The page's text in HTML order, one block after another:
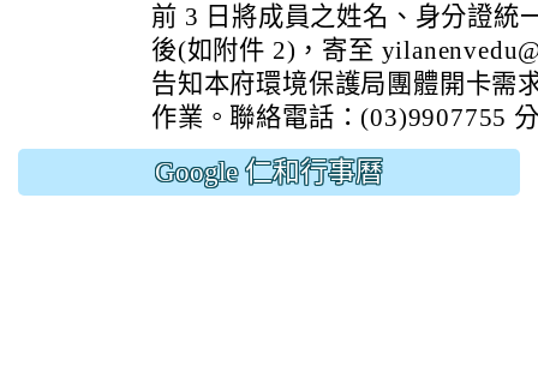
前 3 日將成員之姓名、身分證統
後(如附件 2)，寄至
告知本府環境保護局團體開卡需
作業。聯絡電話：(03)9907755
Google 仁和行事曆